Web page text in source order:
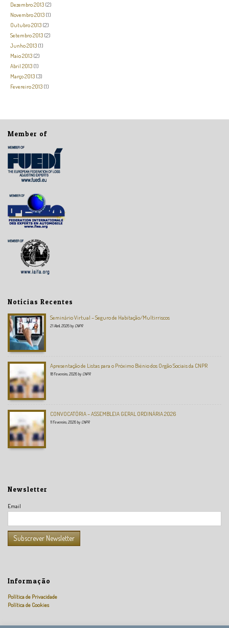
Dezembro 2013 (2)
Novembro 2013 (1)
Outubro 2013 (2)
Setembro 2013 (2)
Junho 2013 (1)
Maio 2013 (2)
Abril 2013 (1)
Março 2013 (3)
Fevereiro 2013 (1)
Member of
Notícias Recentes
Seminário Virtual – Seguro de Habitação/Multirriscos
21 Abril, 2026 by CNPR
Apresentação de Listas para o Próximo Biénio dos Orgão Sociais da CNPR
18 Fevereiro, 2026 by CNPR
CONVOCATÓRIA – ASSEMBLEIA GERAL ORDINÁRIA 2026
11 Fevereiro, 2026 by CNPR
Newsletter
Email
Informação
Política de Privacidade
Política de Cookies